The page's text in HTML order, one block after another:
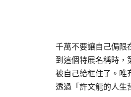
千萬不要讓自己侷限
到這個特展名稱時，
被自己給框住了。唯
透過「許文龍的人生